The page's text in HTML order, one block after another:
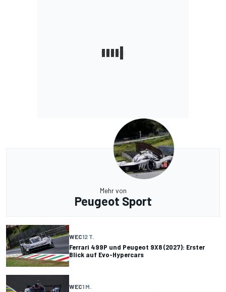
Mehr von
Peugeot Sport
WEC12 T.
Ferrari 499P und Peugeot 9X8 (2027): Erster
Blick auf Evo-Hypercars
WEC1 M.